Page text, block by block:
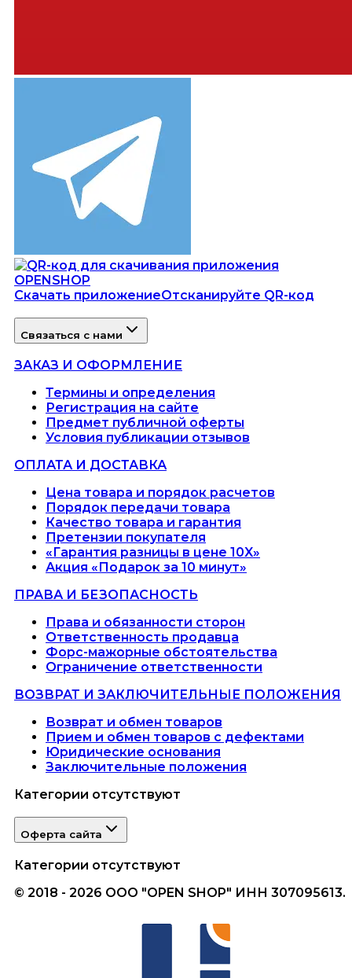
Скачать приложениеОтсканируйте QR-код
Связаться с нами
ЗАКАЗ И ОФОРМЛЕНИЕ
Термины и определения
Регистрация на сайте
Предмет публичной оферты
Условия публикации отзывов
ОПЛАТА И ДОСТАВКА
Цена товара и порядок расчетов
Порядок передачи товара
Качество товара и гарантия
Претензии покупателя
«Гарантия разницы в цене 10X»
Акция «Подарок за 10 минут»
ПРАВА И БЕЗОПАСНОСТЬ
Права и обязанности сторон
Ответственность продавца
Форс-мажорные обстоятельства
Ограничение ответственности
ВОЗВРАТ И ЗАКЛЮЧИТЕЛЬНЫЕ ПОЛОЖЕНИЯ
Возврат и обмен товаров
Прием и обмен товаров с дефектами
Юридические основания
Заключительные положения
Категории отсутствуют
Оферта сайта
Категории отсутствуют
© 2018 - 2026 ООО "OPEN SHOP" ИНН 307095613.